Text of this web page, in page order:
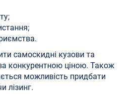
самоскидні кузови та
конкурентною ціною. Також
можливість придбати
лізинг.